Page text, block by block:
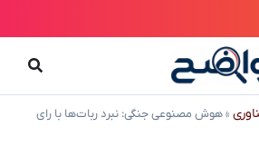
»هوش مصنوعی جنگی: نبرد ربات‌ها با رای